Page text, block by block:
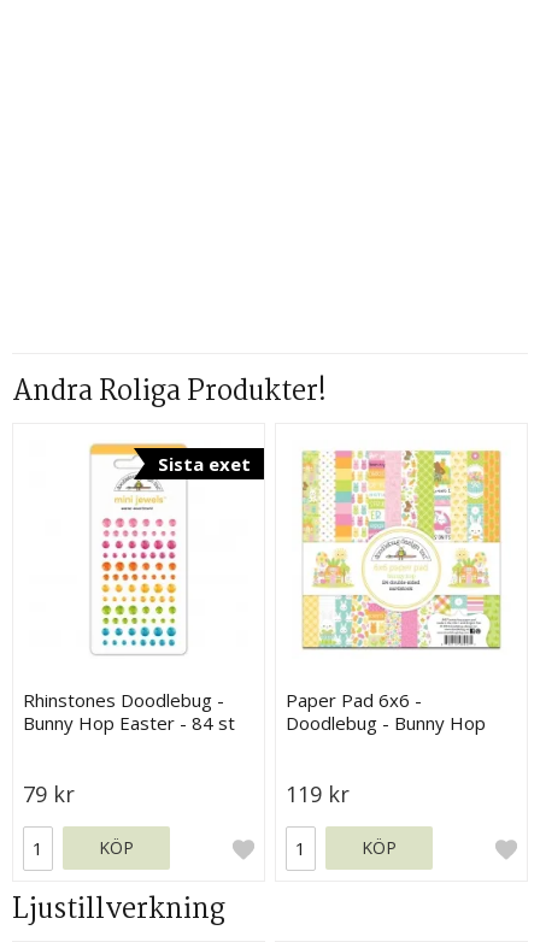
Andra Roliga Produkter!
Sista exet
Rhinstones Doodlebug -
Bunny Hop Easter - 84 st
79 kr
KÖP
Paper Pad 6x6 -
Doodlebug - Bunny Hop
119 kr
KÖP
Ljustillverkning